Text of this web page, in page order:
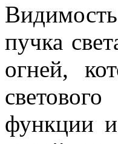
пучка
огней,
функции